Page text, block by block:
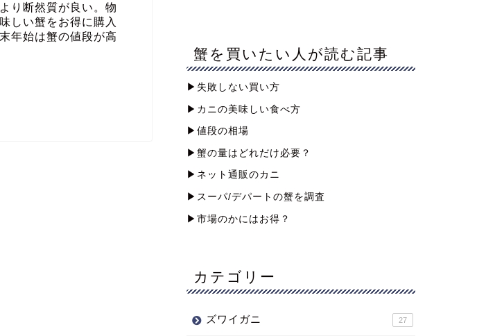
り断然質が良い。物
しい蟹をお得に購入
年始は蟹の値段が高
蟹を買いたい人が読む記事
▶︎失敗しない買い方
▶︎カニの美味しい食べ方
▶︎値段の相場
▶︎蟹の量はどれだけ必要？
▶︎ネット通販のカニ
▶︎スーパ/デパートの蟹を調査
▶︎市場のかにはお得？
カテゴリー
ズワイガニ 27